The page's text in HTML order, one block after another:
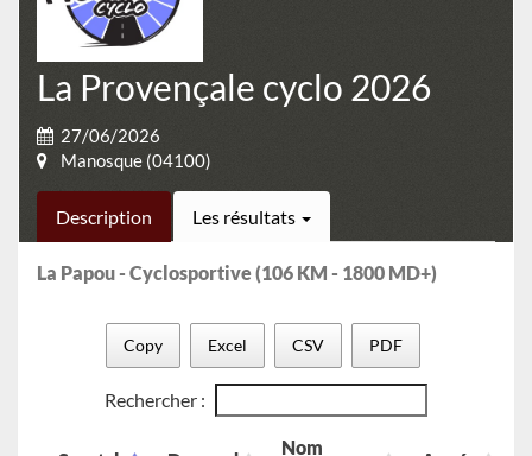
La Provençale cyclo 2026
27/06/2026
Manosque (04100)
Description Les résultats
La Papou - Cyclosportive (106 KM - 1800 MD+)
Copy Excel CSV PDF
Rechercher :
Nom